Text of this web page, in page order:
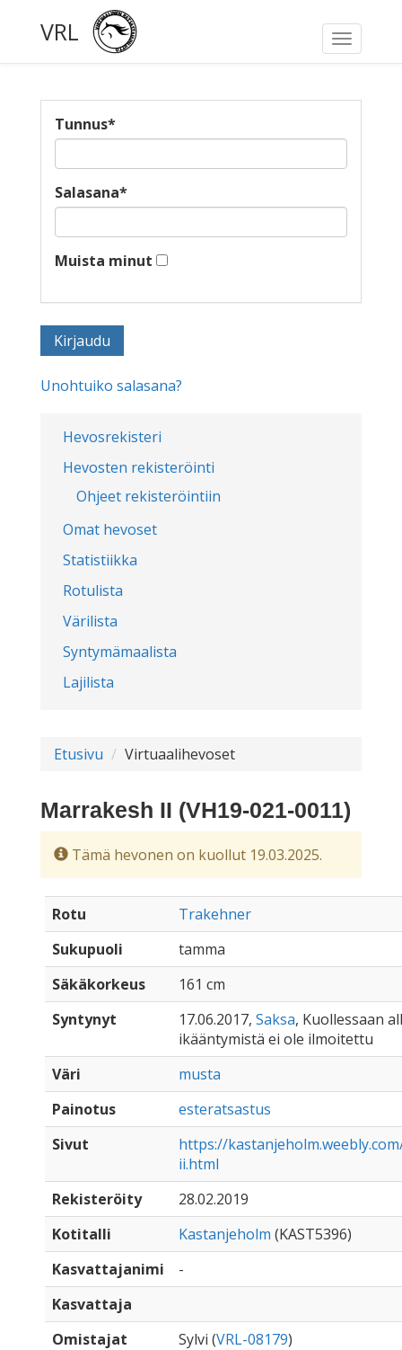
Toggle
VRL
Hevosrekisteri
Hevosten rekisteröinti
Ohjeet rekisteröintiin
Omat hevoset
Statistiikka
Rotulista
Värilista
Syntymämaalista
Lajilista
Tunnus*
Salasana*
Muista minut
Unohtuiko salasana?
Etusivu Virtuaalihevoset
Marrakesh II (VH19-021-0011)
Tämä hevonen on kuollut 19.03.2025.
Rotu
Trakehner
Sukupuoli
tamma
Säkäkorkeus
161 cm
Syntynyt
17.06.2017, Saksa, Kuollessaan
ikääntymistä ei ole ilmoitettu
Väri
musta
Painotus
esteratsastus
Sivut
https://
ii.html
Rekisteröity
28.02.2019
Kotitalli
Kastanjeholm (KAST5396)
Kasvattajanimi
-
Kasvattaja
Omistajat
Sylvi (VRL-08179)